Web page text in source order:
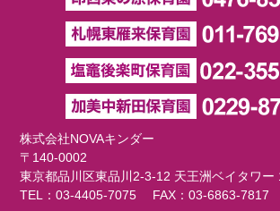
株式会社NOVAキンダー
〒140-0002
東京都品川区東品川2-3-12 天王洲ベイタワー
TEL：03-4405-7075 FAX：03-6863-7817